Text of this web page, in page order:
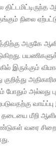
நிலை
அருகே
இருக்கும்
அல்லது
தடையை மீறி
வரை